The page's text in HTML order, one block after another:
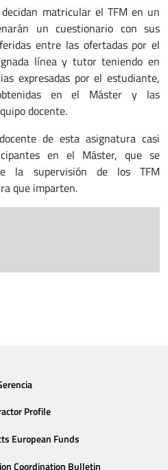
matricular el TFM en un
un cuestionario con sus
entre las ofertadas por el
línea y tutor teniendo en
expresadas por el estudiante,
en el Máster y las
docente.
de esta asignatura casi
en el Máster, que se
la supervisión de los TFM
que imparten.
Profile
European Funds
Coordination Bulletin